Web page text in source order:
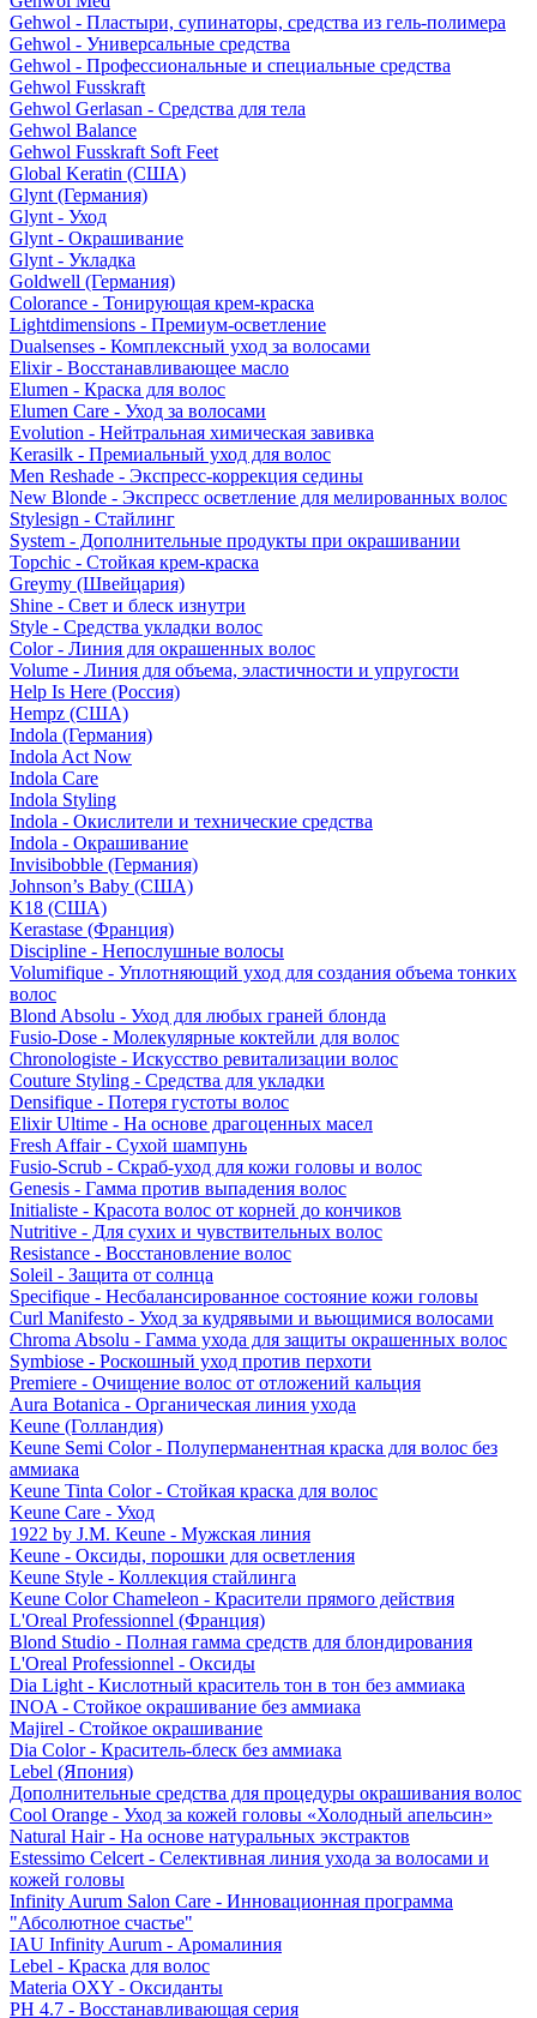
Gehwol - Пластыри, супинаторы, средства из гель-полимера
Gehwol - Универсальные средства
Gehwol - Профессиональные и специальные средства
Gehwol Fusskraft
Gehwol Gerlasan - Средства для тела
Gehwol Balance
Gehwol Fusskraft Soft Feet
Global Keratin (США)
Glynt (Германия)
Glynt - Уход
Glynt - Окрашивание
Glynt - Укладка
Goldwell (Германия)
Colorance - Тонирующая крем-краска
Lightdimensions - Премиум-осветление
Dualsenses - Комплексный уход за волосами
Elixir - Восстанавливающее масло
Elumen - Краска для волос
Elumen Care - Уход за волосами
Evolution - Нейтральная химическая завивка
Kerasilk - Премиальный уход для волос
Men Reshade - Экспресс-коррекция седины
New Blonde - Экспресс осветление для мелированных волос
Stylesign - Стайлинг
System - Дополнительные продукты при окрашивании
Topchic - Стойкая крем-краска
Greymy (Швейцария)
Shine - Свет и блеск изнутри
Style - Средства укладки волос
Color - Линия для окрашенных волос
Volume - Линия для объема, эластичности и упругости
Help Is Here (Россия)
Hempz (США)
Indola (Германия)
Indola Act Now
Indola Care
Indola Styling
Indola - Окислители и технические средства
Indola - Окрашивание
Invisibobble (Германия)
Johnson’s Baby (США)
K18 (США)
Kerastase (Франция)
Discipline - Непослушные волосы
Volumifique - Уплотняющий уход для создания объема тонких
волос
Blond Absolu - Уход для любых граней блонда
Fusio-Dose - Молекулярные коктейли для волос
Chronologiste - Искусство ревитализации волос
Couture Styling - Средства для укладки
Densifique - Потеря густоты волос
Elixir Ultime - На основе драгоценных масел
Fresh Affair - Сухой шампунь
Fusio-Scrub - Скраб-уход для кожи головы и волос
Genesis - Гамма против выпадения волос
Initialiste - Красота волос от корней до кончиков
Nutritive - Для сухих и чувствительных волос
Resistance - Восстановление волос
Soleil - Защита от солнца
Specifique - Несбалансированное состояние кожи головы
Curl Manifesto - Уход за кудрявыми и вьющимися волосами
Chroma Absolu - Гамма ухода для защиты окрашенных волос
Symbiose - Роскошный уход против перхоти
Premiere - Очищение волос от отложений кальция
Aura Botanica - Органическая линия ухода
Keune (Голландия)
Keune Semi Color - Полуперманентная краска для волос без
аммиака
Keune Tinta Color - Стойкая краска для волос
Keune Care - Уход
1922 by J.M. Keune - Мужская линия
Keune - Оксиды, порошки для осветления
Keune Style - Коллекция стайлинга
Keune Color Chameleon - Красители прямого действия
L'Oreal Professionnel (Франция)
Blond Studio - Полная гамма средств для блондирования
L'Oreal Professionnel - Оксиды
Dia Light - Кислотный краситель тон в тон без аммиака
INOA - Стойкое окрашивание без аммиака
Majirel - Стойкое окрашивание
Dia Color - Краситель-блеск без аммиака
Lebel (Япония)
Дополнительные средства для процедуры окрашивания волос
Cool Orange - Уход за кожей головы «Холодный апельсин»
Natural Hair - На основе натуральных экстрактов
Estessimo Celcert - Селективная линия ухода за волосами и
кожей головы
Infinity Aurum Salon Care - Инновационная программа
"Абсолютное счастье"
IAU Infinity Aurum - Аромалиния
Lebel - Краска для волос
Materia OXY - Оксиданты
PH 4.7 - Восстанавливающая серия